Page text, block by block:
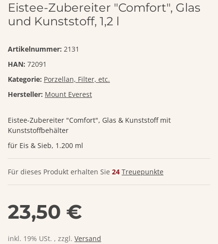
Eistee-Zubereiter "Comfort", Glas
und Kunststoff, 1,2 l
Artikelnummer: 2131
HAN: 72091
Kategorie: Porzellan, Filter, etc.
Hersteller: Mount Everest
Eistee-Zubereiter "Comfort", Glas & Kunststoff mit
Kunststoffbehälter
für Eis & Sieb, 1.200 ml
Für dieses Produkt erhalten Sie 24 Treuepunkte
23,50 €
inkl. 19% USt. , zzgl. Versand